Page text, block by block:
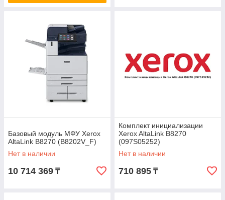
Базовый модуль МФУ Xerox
AltaLink B8270 (B8202V_F)
Нет в наличии
10 714 369 ₸
Комплект инициализации
Xerox AltaLink B8270
(097S05252)
Нет в наличии
710 895 ₸